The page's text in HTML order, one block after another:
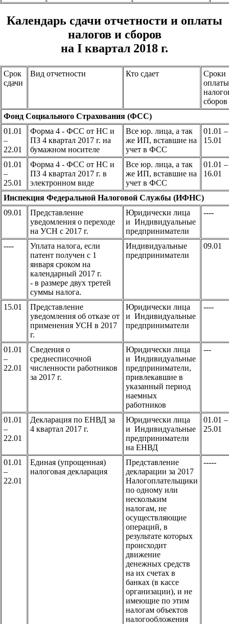
Календарь сдачи отчетности и оплаты
налогов и сборов
на I квартал 2018 г.
Срок
сдачи
Вид отчетности Кто сдает
Сроки
оплаты
сборов
Фонд Социального Страхования (ФСС)
01.01
–
22.01
Форма 4 - ФСС от НС и
ПЗ 4 квартал 2017 г. на
бумажном носителе
Все юр. лица, а так
же ИП, вставшие на
учет в ФСС
01.01 –
15.01
01.01
–
25.01
Форма 4 - ФСС от НС и
ПЗ 4 квартал 2017 г. в
электронном виде
Все юр. лица, а так
же ИП, вставшие на
учет в ФСС
01.01 –
16.01
Инспекция Федеральной Налоговой Службы (ИФНС)
09.01
Представление
уведомления о переходе
на УСН с 2017 г.
Юридически лица
и Индивидуальные
предприниматели
----
----
Уплата налога, если
патент получен с 1
января сроком на
календарный 2017 г.
- в размере двух третей
суммы налога.
Индивидуальные
предприниматели
09.01
15.01
Представление
уведомления об отказе от
применения УСН в 2017
г.
Юридически лица
и Индивидуальные
предприниматели
----
01.01
–
22.01
Сведения о
среднесписочной
численности работников
за 2017 г.
Юридически лица
и Индивидуальные
предприниматели,
привлекавшие в
указанный период
наемных
работников
---
01.01
–
22.01
Декларация по ЕНВД за
4 квартал 2017 г.
Юридически лица
и Индивидуальные
предприниматели
на ЕНВД
01.01 –
25.01
01.01
–
22.01
Единая (упрощенная)
налоговая декларация
Представление
декларации за 2017
Налогоплательщики
по одному или
нескольким
налогам, не
осуществляющие
операций, в
результате которых
происходит
движение
денежных средств
на их счетах в
банках (в кассе
организации), и не
имеющие по этим
налогам объектов
налогообложения
-----